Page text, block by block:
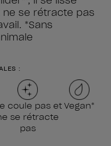
ne se rétracte pas
*Sans
:
coule pas et
se rétracte
pas
Vegan*